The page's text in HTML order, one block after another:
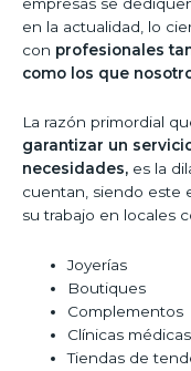
en la actualidad, lo
con profesionales
como los que
La razón primordial
garantizar un
necesidades, es la
cuentan, siendo este
su trabajo en locales
Joyerías
Boutiques
Complementos
Clínicas médicas
Tiendas de